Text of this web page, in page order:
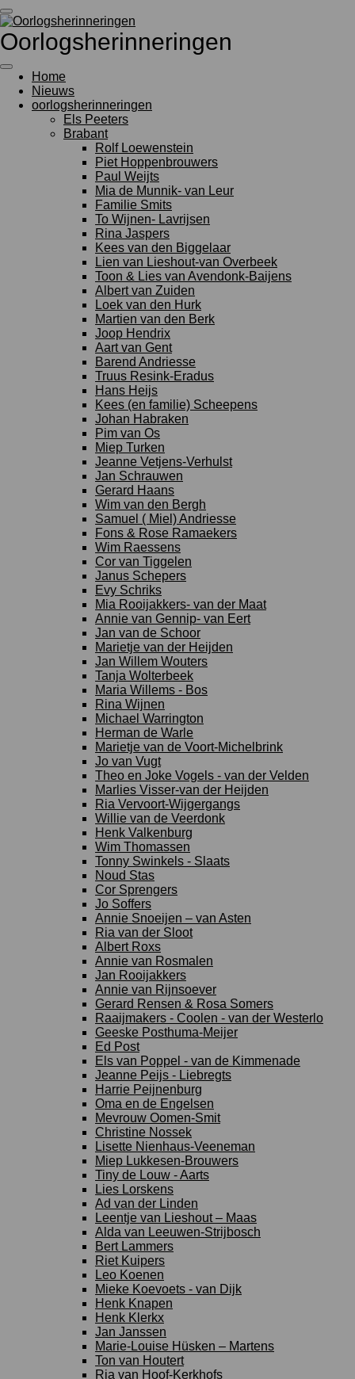
Ga
direct
naar
hoofdinhoud
Oorlogsherinneringen
Home
Nieuws
oorlogsherinneringen
Els Peeters
Brabant
Rolf Loewenstein
Piet Hoppenbrouwers
Paul Weijts
Mia de Munnik- van Leur
Familie Smits
To Wijnen- Lavrijsen
Rina Jaspers
Kees van den Biggelaar
Lien van Lieshout-van Overbeek
Toon & Lies van Avendonk-Baijens
Albert van Zuiden
Loek van den Hurk
Martien van den Berk
Joop Hendrix
Aart van Gent
Barend Andriesse
Truus Resink-Eradus
Hans Heijs
Kees (en familie) Scheepens
Johan Habraken
Pim van Os
Miep Turken
Jeanne Vetjens-Verhulst
Jan Schrauwen
Gerard Haans
Wim van den Bergh
Samuel ( Miel) Andriesse
Fons & Rose Ramaekers
Wim Raessens
Cor van Tiggelen
Janus Schepers
Evy Schriks
Mia Rooijakkers- van der Maat
Annie van Gennip- van Eert
Jan van de Schoor
Marietje van der Heijden
Jan Willem Wouters
Tanja Wolterbeek
Maria Willems - Bos
Rina Wijnen
Michael Warrington
Herman de Warle
Marietje van de Voort-Michelbrink
Jo van Vugt
Theo en Joke Vogels - van der Velden
Marlies Visser-van der Heijden
Ria Vervoort-Wijgergangs
Willie van de Veerdonk
Henk Valkenburg
Wim Thomassen
Tonny Swinkels - Slaats
Noud Stas
Cor Sprengers
Jo Soffers
Annie Snoeijen – van Asten
Ria van der Sloot
Albert Roxs
Annie van Rosmalen
Jan Rooijakkers
Annie van Rijnsoever
Gerard Rensen & Rosa Somers
Raaijmakers - Coolen - van der Westerlo
Geeske Posthuma-Meijer
Ed Post
Els van Poppel - van de Kimmenade
Jeanne Peijs - Liebregts
Harrie Peijnenburg
Oma en de Engelsen
Mevrouw Oomen-Smit
Christine Nossek
Lisette Nienhaus-Veeneman
Miep Lukkesen-Brouwers
Tiny de Louw - Aarts
Lies Lorskens
Ad van der Linden
Leentje van Lieshout – Maas
Alda van Leeuwen-Strijbosch
Bert Lammers
Riet Kuipers
Leo Koenen
Mieke Koevoets - van Dijk
Henk Knapen
Henk Klerkx
Jan Janssen
Marie-Louise Hüsken – Martens
Ton van Houtert
Ria van Hoof-Kerkhofs